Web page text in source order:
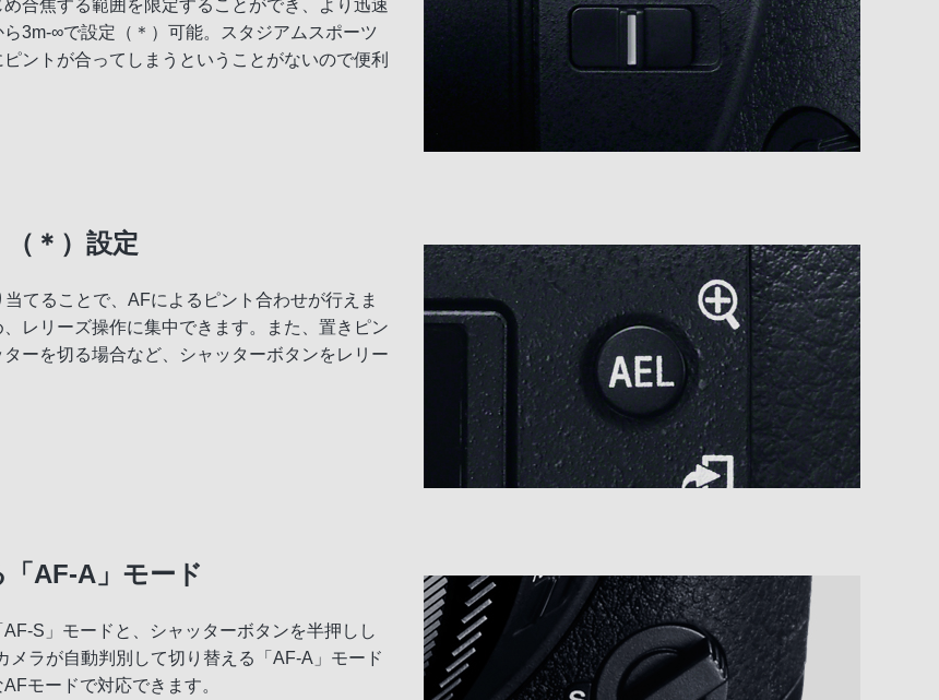
合焦する範囲を限定することができ、より迅速
3m-∞で設定（＊）可能。スタジアムスポーツ
ントが合ってしまうということがないので便利
＊）設定
てることで、AFによるピント合わせが行えま
レリーズ操作に集中できます。また、置きピン
ーを切る場合など、シャッターボタンをレリー
AF-A」モード
S」モードと、シャッターボタンを半押しし
ラが自動判別して切り替える「AF-A」モード
モードで対応できます。